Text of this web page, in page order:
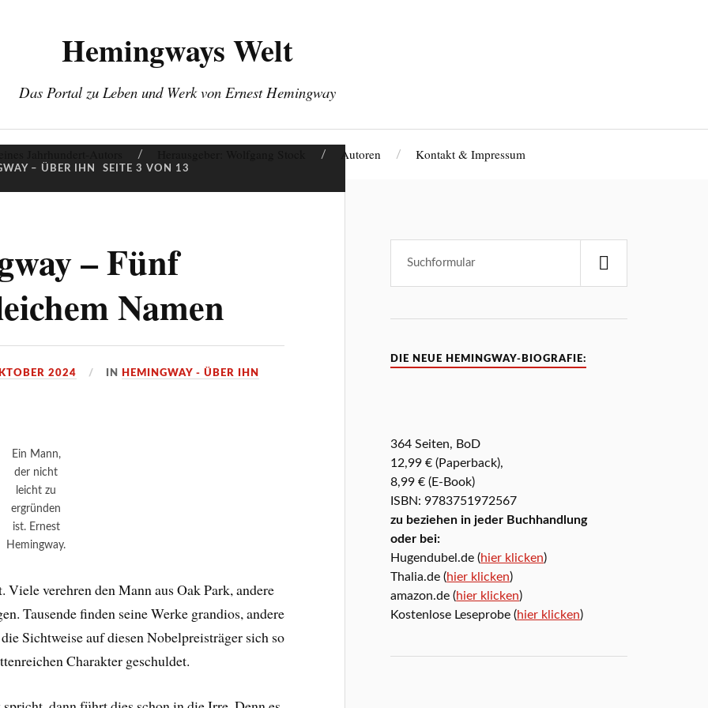
Hemingways Welt
Das Portal zu Leben und Werk von Ernest Hemingway
Autoren Kontakt & Impressum
– ÜBER IHN SEITE 3 VON 13
– Fünf
Namen
2024 IN HEMINGWAY - ÜBER IHN
Ein Mann,
der nicht
leicht zu
ergründen
ist. Ernest
Hemingway.
verehren den Mann aus Oak Park, andere
Tausende finden seine Werke grandios, andere
Sichtweise auf diesen Nobelpreisträger sich so
Charakter geschuldet.
DIE NEUE HEMINGWAY-BIOGRAFIE:
364 Seiten, BoD
12,99 € (Paperback),
8,99 € (E-Book)
ISBN: 9783751972567
zu beziehen in jeder Buchhandlung
oder bei:
Hugendubel.de (hier klicken)
Thalia.de (hier klicken)
amazon.de (hier klicken)
Kostenlose Leseprobe (hier klicken)